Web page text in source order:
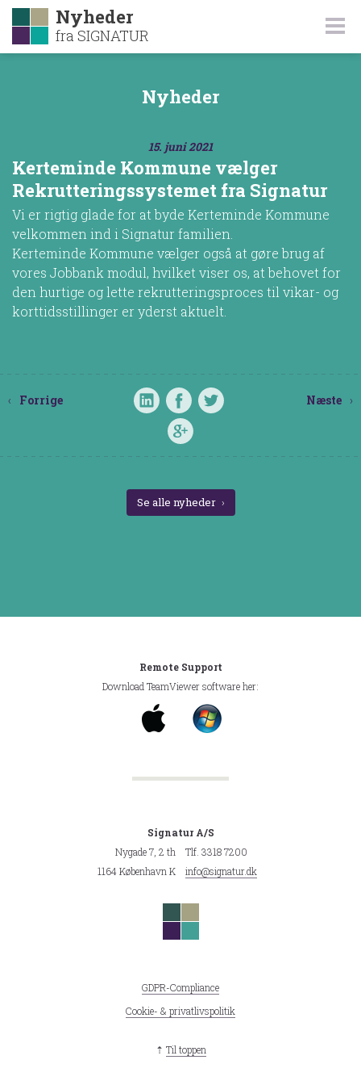
Nyheder
fra SIGNATUR
Nyheder
15. juni 2021
Kerteminde Kommune vælger
Rekrutteringssystemet fra Signatur
Vi er rigtig glade for at byde Kerteminde Kommune
velkommen ind i Signatur familien.
Kerteminde Kommune vælger også at gøre brug af
vores Jobbank modul, hvilket viser os, at behovet for
den hurtige og lette rekrutteringsproces til vikar- og
korttidsstillinger er yderst aktuelt.
Forrige Næste
Se alle nyheder
Remote Support
Download TeamViewer software her:
Signatur A/S
Nygade 7, 2 th
1164 København K
Tlf. 3318 7200
info@signatur.dk
GDPR-Compliance
Cookie- & privatlivspolitik
⇡ Til toppen